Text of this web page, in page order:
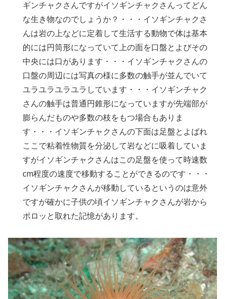
ギンチャクさんですがイソギンチャクさんってどん
な生き物なのでしょうか？・・・イソギンチャクさ
んは岩の上などに定着して生活する動物で体は基本
的には円筒形になっていて上の面を口盤とよびその
中央には口があります・・・イソギンチャクさんの
口盤の周辺には写真の様に多数の触手が並んでいて
ユラユラユラユラしています・・・イソギンチャク
さんの触手は普通円錐形になっていますが先端部が
膨らんだものや多数の枝をもつ場合もありま
す・・・イソギンチャクさんの下面は足盤とよばれ
ここで粘着性物質を分泌して岩などに吸着していま
すがイソギンチャクさんはこの足盤を使って時速数
cm程度の速度で移動することができるのです・・・
イソギンチャクさんが移動しているというのは意外
ですが確かに子供の頃イソギンチャクさんが岩から
ポロッと取れた記憶があります。